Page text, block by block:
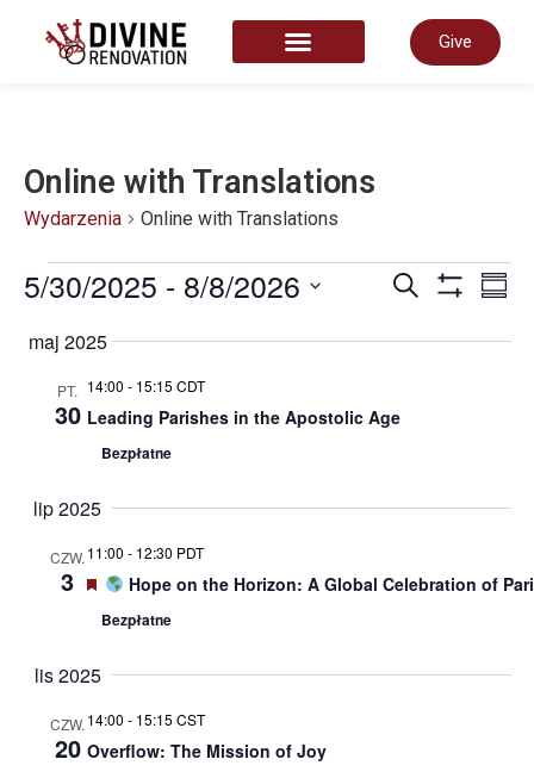
Give
Online with Translations
Wydarzenia Online with Translations
po
i
Szukaj
5/30/2025 - 8/8/2026
datę
maj 2025
PT.
30
14:00 - 15:15 CDT
Leading Parishes in the Apostolic Age
Bezpłatne
lip 2025
CZW.
3
11:00 - 12:30 PDT
Wyróżnione
Hope on the Horizon: A Global Celebration of
Bezpłatne
lis 2025
CZW.
20
14:00 - 15:15 CST
Overflow: The Mission of Joy